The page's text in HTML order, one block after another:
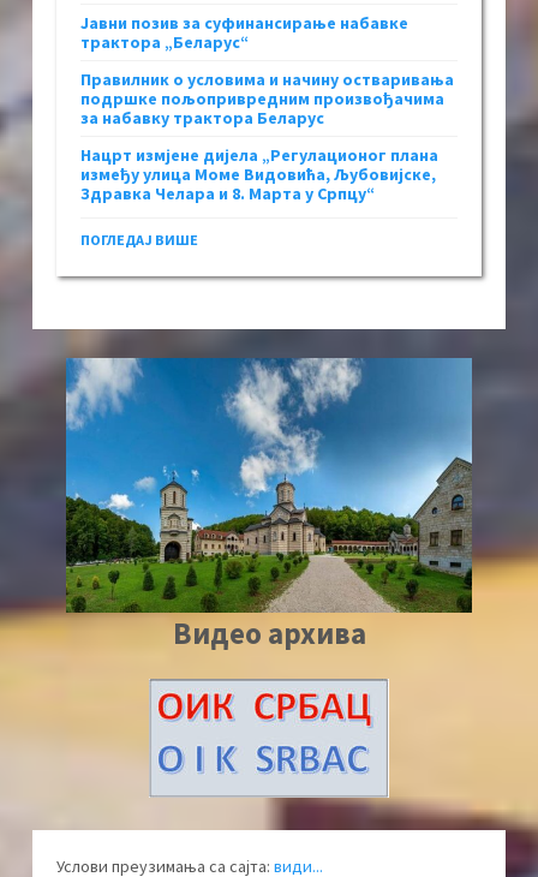
Јавни позив за суфинансирање набавке
трактора „Беларус“
Правилник о условима и начину остваривања
подршке пољопривредним произвођачима
за набавку трактора Беларус
Нацрт измјене дијела „Регулационог плана
између улица Моме Видовића, Љубовијске,
Здравка Челара и 8. Марта у Српцу“
ПОГЛЕДАЈ ВИШЕ
Видео архива
Услови преузимања са сајта: види...